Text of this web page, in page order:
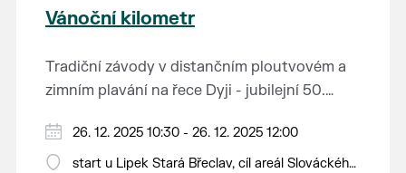
Vánoční kilometr
Tradiční závody v distančním ploutvovém a
zimním plavání na řece Dyji - jubilejní 50.
Od 10:30 hodin závody otužilců na 100, 250,
500, 750 a 1000 metrů.
26. 12. 2025 10:30 - 26. 12. 2025 12:00
start u Lipek Stará Břeclav, cíl areál Slováckého